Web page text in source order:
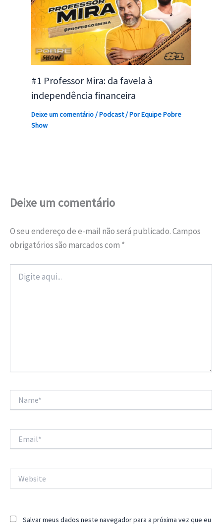
#1 Professor Mira: da favela à
independência financeira
Deixe um comentário/Podcast/ PorEquipe Pobre
Show
Deixe um comentário
O seu endereço de e-mail não será publicado.Campos
obrigatórios são marcados com *
aqui...
Salvar meus dados neste navegador para a próxima vez que eu